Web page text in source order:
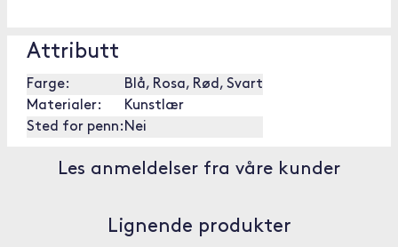
Attributt
Farge:
Blå, Rosa, Rød, Svart
Materialer:
Kunstlær
Sted for penn: Nei
Les anmeldelser fra våre kunder
Lignende produkter